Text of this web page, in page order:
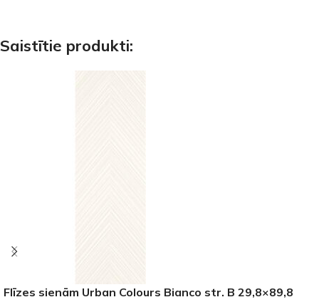
Saistītie produkti:
Flīzes sienām Urban Colours Bianco str. B 29,8×89,8